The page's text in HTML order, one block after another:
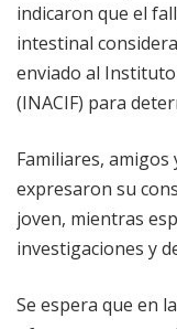
indicaron que el
intestinal
enviado al Instituto
(INACIF) para
Familiares,
expresaron su
joven, mientras
investigaciones y
Se espera que en